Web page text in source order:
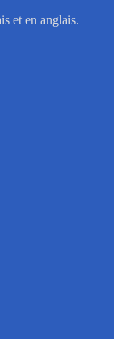
et en anglais.